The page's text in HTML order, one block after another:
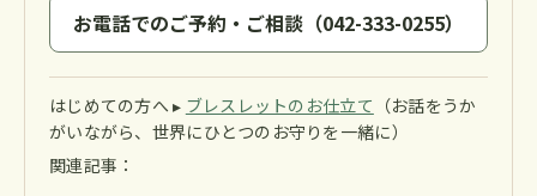
お電話でのご予約・ご相談（042-333-0255）
はじめての方へ ▸ ブレスレットのお仕立て （お話をうか
がいながら、世界にひとつのお守りを一緒に）
関連記事：